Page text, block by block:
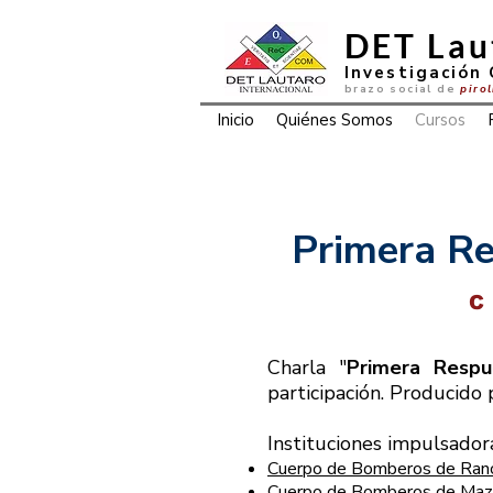
DET
Investigación
brazo social de
Inicio Quiénes Somos Cursos
Primera
Charla "Primera
participación. Producido
Instituciones
Cuerpo de Bomberos de